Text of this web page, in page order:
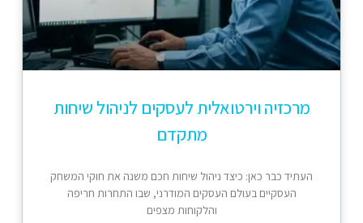
מרכזיה וירטואלית לעסקים לניהול שיחות
מתקדם
העתיד כבר כאן: כיצד ניהול שיחות חכם משנה את חוקי המשחק
העסקיים בעולם העסקים המודרני, שבו התחרות חריפה
והלקוחות מצפים